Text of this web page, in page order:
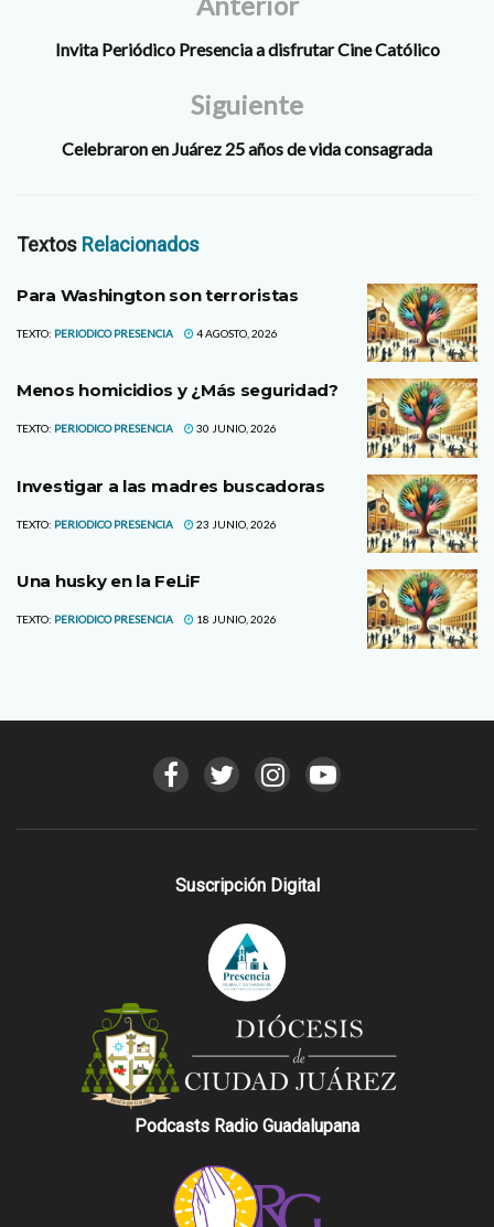
Invita Periódico Presencia a disfrutar Cine Católico
Siguiente
Celebraron en Juárez 25 años de vida consagrada
Textos Relacionados
Para Washington son terroristas
TEXTO: PERIODICO PRESENCIA 4 AGOSTO, 2026
Menos homicidios y ¿Más seguridad?
TEXTO: PERIODICO PRESENCIA 30 JUNIO, 2026
Investigar a las madres buscadoras
TEXTO: PERIODICO PRESENCIA 23 JUNIO, 2026
Una husky en la FeLiF
TEXTO: PERIODICO PRESENCIA 18 JUNIO, 2026
Suscripción Digital
Podcasts Radio Guadalupana